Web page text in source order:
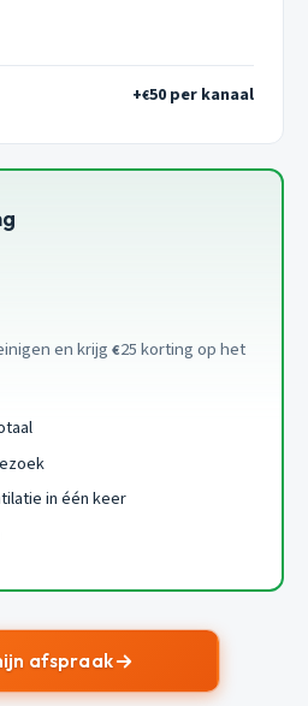
+€50 per kanaal
en krijg €25 korting op het
in één keer
afspraak